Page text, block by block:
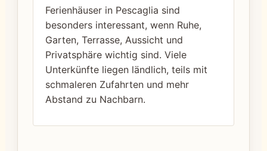
Ferienhäuser in Pescaglia sind
besonders interessant, wenn Ruhe,
Garten, Terrasse, Aussicht und
Privatsphäre wichtig sind. Viele
Unterkünfte liegen ländlich, teils mit
schmaleren Zufahrten und mehr
Abstand zu Nachbarn.